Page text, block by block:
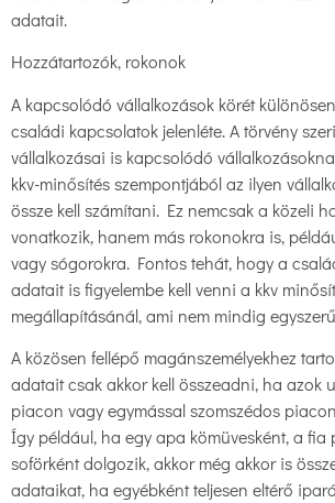
adatait.
Hozzátartozók, rokonok
A kapcsolódó vállalkozások körét
családi kapcsolatok jelenléte. A törvény
vállalkozásai is kapcsolódó
kkv-minősítés szempontjából az ilyen
össze kell számítani. Ez nemcsak a közeli
vonatkozik, hanem más rokonokra is,
vagy sógorokra. Fontos tehát, hogy a
adatait is figyelembe kell venni a kkv
megállapításánál, ami nem mindig
A közösen fellépő magánszemélyekhez
adatait csak akkor kell összeadni, ha azok
piacon vagy egymással szomszédos
Így például, ha egy apa kömüvesként, a
soförként dolgozik, akkor még akkor is
adataikat, ha egyébként teljesen eltérő